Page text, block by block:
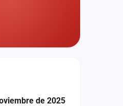
de 2025